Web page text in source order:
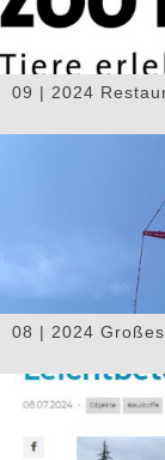
09 | 2024
08 | 2024